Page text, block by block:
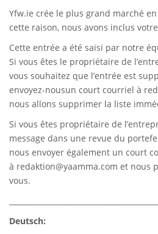
Yfw.ie crée le plus grand marché
cette raison, nous avons inclus
Cette entrée a été saisi par notre
Si vous êtes le propriétaire de
vous souhaitez que l’entrée est
envoyez-nousun court courriel à
nous allons supprimer la liste
Si vous êtes propriétaire de
message dans une revue du
nous envoyer également un court
à redaktion@yaamma.com et nous
vous.
Deutsch: